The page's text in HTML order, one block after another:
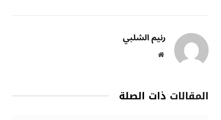
رنيم الشلبي
موقع
المقالات ذات الصلة